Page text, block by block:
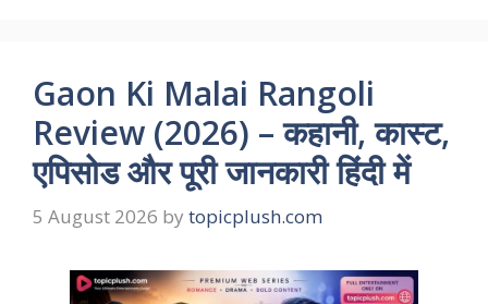
Gaon Ki Malai Rangoli
Review (2026) – कहानी, कास्ट,
एपिसोड और पूरी जानकारी हिंदी में
5 August 2026 by topicplush.com